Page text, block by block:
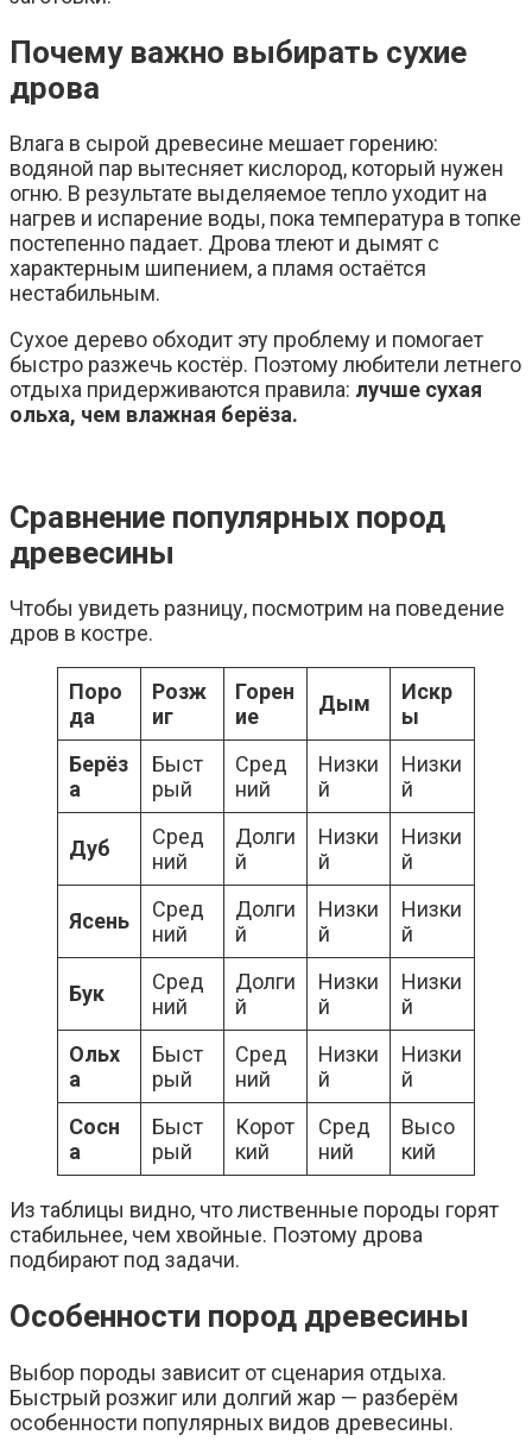
Почему важно выбирать сухие
дрова
Влага в сырой древесине мешает горению:
водяной пар вытесняет кислород, который нужен
огню. В результате выделяемое тепло уходит на
нагрев и испарение воды, пока температура в топке
постепенно падает. Дрова тлеют и дымят с
характерным шипением, а пламя остаётся
нестабильным.
Сухое дерево обходит эту проблему и помогает
быстро разжечь костёр. Поэтому любители летнего
отдыха придерживаются правила: лучше сухая
ольха, чем влажная берёза.
Сравнение популярных пород
древесины
Чтобы увидеть разницу, посмотрим на поведение
дров в костре.
Поро
да
Розж
иг
Горен
ие
Дым
Искр
ы
Берёз
а
Быст
рый
Сред
ний
Низки
й
Низки
й
Дуб
Сред
ний
Долги
й
Низки
й
Низки
й
Ясень
Сред
ний
Долги
й
Низки
й
Низки
й
Бук
Сред
ний
Долги
й
Низки
й
Низки
й
Ольх
а
Быст
рый
Сред
ний
Низки
й
Низки
й
Сосн
а
Быст
рый
Корот
кий
Сред
ний
Высо
кий
Из таблицы видно, что лиственные породы горят
стабильнее, чем хвойные. Поэтому дрова
подбирают под задачи.
Особенности пород древесины
Выбор породы зависит от сценария отдыха.
Быстрый розжиг или долгий жар — разберём
особенности популярных видов древесины.